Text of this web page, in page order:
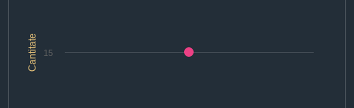
Cantitate 15